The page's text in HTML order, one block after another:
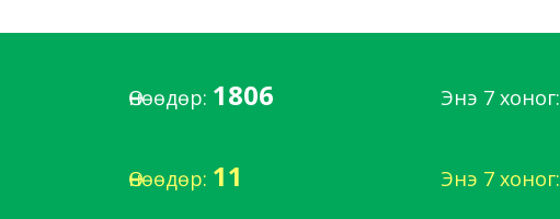
Өнөөдөр: 1806 Энэ 7 хоног:
Өнөөдөр: 11 Энэ 7 хоног: